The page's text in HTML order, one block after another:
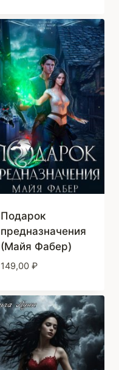
Подарок
предназначения
(Майя Фабер)
149,00 ₽